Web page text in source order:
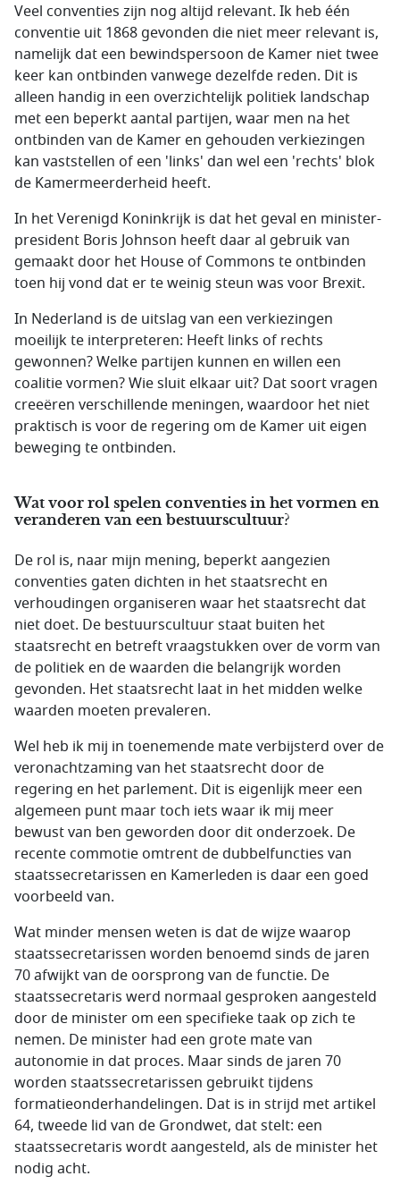
Veel conventies zijn nog altijd relevant. Ik heb één
conventie uit 1868 gevonden die niet meer relevant is,
namelijk dat een bewindspersoon de Kamer niet twee
keer kan ontbinden vanwege dezelfde reden. Dit is
alleen handig in een overzichtelijk politiek landschap
met een beperkt aantal partijen, waar men na het
ontbinden van de Kamer en gehouden verkiezingen
kan vaststellen of een 'links' dan wel een 'rechts' blok
de Kamermeerderheid heeft.
In het Verenigd Koninkrijk is dat het geval en minister-
president Boris Johnson heeft daar al gebruik van
gemaakt door het House of Commons te ontbinden
toen hij vond dat er te weinig steun was voor Brexit.
In Nederland is de uitslag van een verkiezingen
moeilijk te interpreteren: Heeft links of rechts
gewonnen? Welke partijen kunnen en willen een
coalitie vormen? Wie sluit elkaar uit? Dat soort vragen
creeëren verschillende meningen, waardoor het niet
praktisch is voor de regering om de Kamer uit eigen
beweging te ontbinden.
Wat voor rol spelen conventies in het vormen en
veranderen van een bestuurscultuur?
De rol is, naar mijn mening, beperkt aangezien
conventies gaten dichten in het staatsrecht en
verhoudingen organiseren waar het staatsrecht dat
niet doet. De bestuurscultuur staat buiten het
staatsrecht en betreft vraagstukken over de vorm van
de politiek en de waarden die belangrijk worden
gevonden. Het staatsrecht laat in het midden welke
waarden moeten prevaleren.
Wel heb ik mij in toenemende mate verbijsterd over de
veronachtzaming van het staatsrecht door de
regering en het parlement. Dit is eigenlijk meer een
algemeen punt maar toch iets waar ik mij meer
bewust van ben geworden door dit onderzoek. De
recente commotie omtrent de dubbelfuncties van
staatssecretarissen en Kamerleden is daar een goed
voorbeeld van.
Wat minder mensen weten is dat de wijze waarop
staatssecretarissen worden benoemd sinds de jaren
70 afwijkt van de oorsprong van de functie. De
staatssecretaris werd normaal gesproken aangesteld
door de minister om een specifieke taak op zich te
nemen. De minister had een grote mate van
autonomie in dat proces. Maar sinds de jaren 70
worden staatssecretarissen gebruikt tijdens
formatieonderhandelingen. Dat is in strijd met artikel
64, tweede lid van de Grondwet, dat stelt: een
staatssecretaris wordt aangesteld, als de minister het
nodig acht.